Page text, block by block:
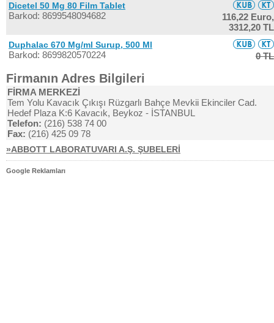
Dicetel 50 Mg 80 Film Tablet
Barkod: 8699548094682
116,22 Euro,
3312,20 TL
Duphalac 670 Mg/ml Surup, 500 Ml
Barkod: 8699820570224 0 TL
Firmanın Adres Bilgileri
FİRMA MERKEZİ
Tem Yolu Kavacık Çıkışı Rüzgarlı Bahçe Mevkii Ekinciler Cad.
Hedef Plaza K:6 Kavacık, Beykoz - İSTANBUL
Telefon: (216) 538 74 00
Fax: (216) 425 09 78
»ABBOTT LABORATUVARI A.Ş. ŞUBELERİ
Google Reklamları